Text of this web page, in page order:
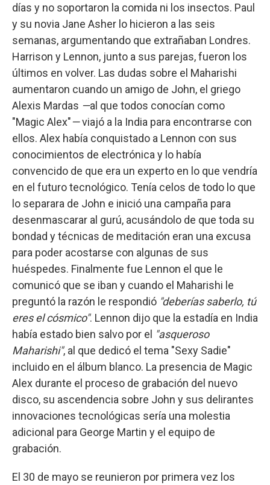
días y no soportaron la comida ni los insectos. Paul
y su novia Jane Asher lo hicieron a las seis
semanas, argumentando que extrañaban Londres.
Harrison y Lennon, junto a sus parejas, fueron los
últimos en volver. Las dudas sobre el Maharishi
aumentaron cuando un amigo de John, el griego
Alexis Mardas —al que todos conocían como
"Magic Alex"—viajó a la India para encontrarse con
ellos. Alex había conquistado a Lennon con sus
conocimientos de electrónica y lo había
convencido de que era un experto en lo que vendría
en el futuro tecnológico. Tenía celos de todo lo que
lo separara de John e inició una campaña para
desenmascarar al gurú, acusándolo de que toda su
bondad y técnicas de meditación eran una excusa
para poder acostarse con algunas de sus
huéspedes. Finalmente fue Lennon el que le
comunicó que se iban y cuando el Maharishi le
preguntó la razón le respondió "deberías saberlo, tú
eres el cósmico". Lennon dijo que la estadía en India
había estado bien salvo por el "asqueroso
Maharishi", al que dedicó el tema "Sexy Sadie"
incluido en el álbum blanco. La presencia de Magic
Alex durante el proceso de grabación del nuevo
disco, su ascendencia sobre John y sus delirantes
innovaciones tecnológicas sería una molestia
adicional para George Martin y el equipo de
grabación.
El 30 de mayo se reunieron por primera vez los